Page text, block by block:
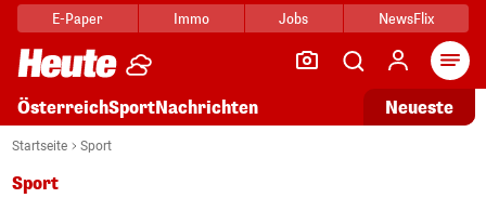
E-Paper Immo Jobs NewsFlix
ÖsterreichSportNachrichten Neueste
Startseite Sport
Sport